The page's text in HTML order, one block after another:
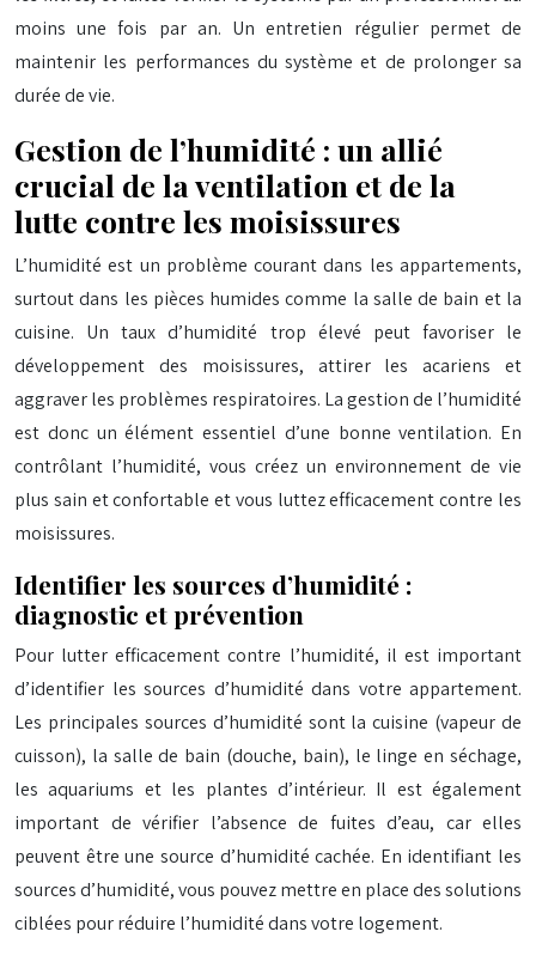
moins une fois par an. Un entretien régulier permet de
maintenir les performances du système et de prolonger sa
durée de vie.
Gestion de l’humidité : un allié
crucial de la ventilation et de la
lutte contre les moisissures
L’humidité est un problème courant dans les appartements,
surtout dans les pièces humides comme la salle de bain et la
cuisine. Un taux d’humidité trop élevé peut favoriser le
développement des moisissures, attirer les acariens et
aggraver les problèmes respiratoires. La gestion de l’humidité
est donc un élément essentiel d’une bonne ventilation. En
contrôlant l’humidité, vous créez un environnement de vie
plus sain et confortable et vous luttez efficacement contre les
moisissures.
Identifier les sources d’humidité :
diagnostic et prévention
Pour lutter efficacement contre l’humidité, il est important
d’identifier les sources d’humidité dans votre appartement.
Les principales sources d’humidité sont la cuisine (vapeur de
cuisson), la salle de bain (douche, bain), le linge en séchage,
les aquariums et les plantes d’intérieur. Il est également
important de vérifier l’absence de fuites d’eau, car elles
peuvent être une source d’humidité cachée. En identifiant les
sources d’humidité, vous pouvez mettre en place des solutions
ciblées pour réduire l’humidité dans votre logement.